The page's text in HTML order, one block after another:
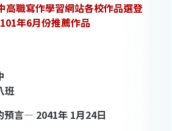
高職寫作學習網站各校作品選登
年6月份推薦作品
班
預言— 2041年 1月24日